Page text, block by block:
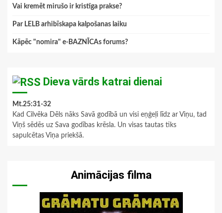
Vai kremēt mirušo ir kristīga prakse?
Par LELB arhibīskapa kalpošanas laiku
Kāpēc "nomira" e-BAZNĪCAs forums?
Dieva vārds katrai dienai
Mt.25:31-32
Kad Cilvēka Dēls nāks Savā godībā un visi eņģeļi līdz ar Viņu, tad
Viņš sēdēs uz Sava godības krēsla. Un visas tautas tiks
sapulcētas Viņa priekšā.
Animācijas filma